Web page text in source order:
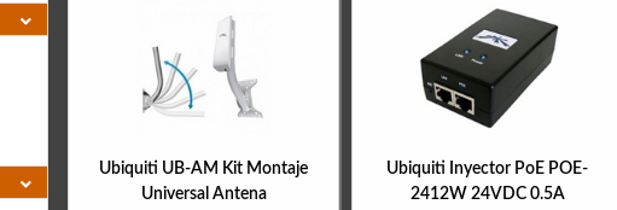
Ubiquiti UB-AM Kit Montaje
Universal Antena
Ubiquiti Inyector PoE POE-
2412W 24VDC 0.5A